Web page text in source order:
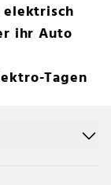
elektrisch
ihr Auto
Tagen